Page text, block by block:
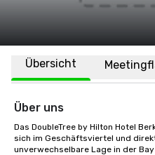
Übersicht
Über uns
Das DoubleTree by Hilton Hotel
sich im Geschäftsviertel und
unverwechselbare Lage in der